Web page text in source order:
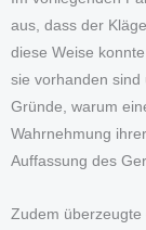
aus, dass der
diese Weise
sie vorhanden sind
Gründe, warum
Wahrnehmung
Auffassung des
Zudem überzeugte